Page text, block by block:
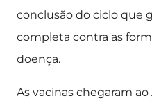
conclusão do ciclo que
completa contra as
doença.
As vacinas chegaram